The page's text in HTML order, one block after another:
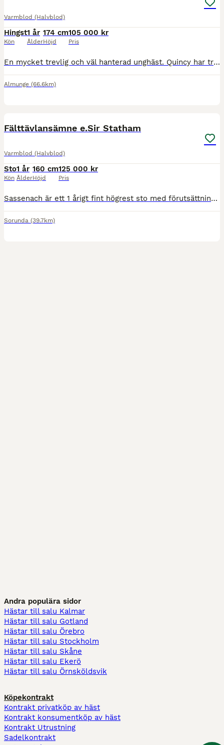
Varmblod (Halvblod)
Hingst
Kön
1 år
Ålder
174 cm
Höjd
105 000 kr
Pris
En mycket trevlig och väl hanterad unghäst. Quincy har tre väldigt fina gångarter och bra teknik över hinder. Han visar på att vara modig och trygg i sig själv nu i tidig ålder som är väldigt bra infö
Almunge (66.6km)
Fälttävlansämne e.Sir Statham
Varmblod (Halvblod)
Sto
Kön
1 år
Ålder
160 cm
Höjd
125 000 kr
Pris
Sassenach är ett 1 årigt fint högrest sto med förutsättningar till att vara ett framtidsnamne inom fälttävlan. Pappa är den väl omtalade multitallangen och fälttävlanshästen Sir Statham, mamma High
Sorunda (39.7km)
Andra populära sidor
Hästar till salu Kalmar
Hästar till salu Gotland
Hästar till salu Örebro
Hästar till salu Stockholm
Hästar till salu Skåne
Hästar till salu Ekerö
Hästar till salu Örnsköldsvik
Köpekontrakt
Kontrakt privatköp av häst
Kontrakt konsumentköp av häst
Kontrakt Utrustning
Sadelkontrakt